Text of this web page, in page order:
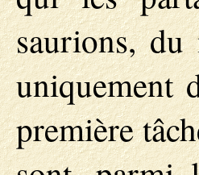
saurions, du
uniquement
première